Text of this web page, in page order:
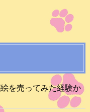
を売ってみた経験か